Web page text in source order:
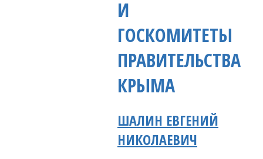
И
ГОСКОМИТЕТЫ
ПРАВИТЕЛЬСТВА
КРЫМА
ШАЛИН ЕВГЕНИЙ
НИКОЛАЕВИЧ